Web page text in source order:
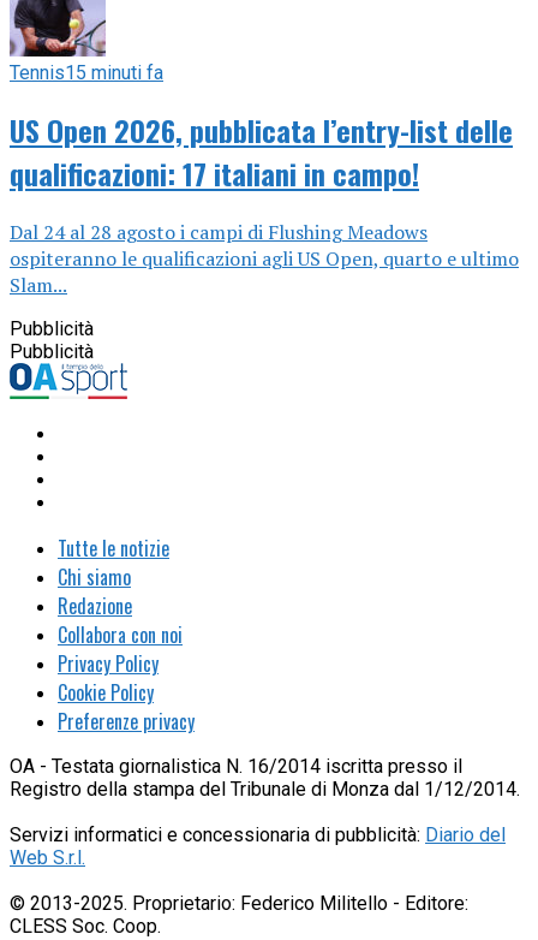
Tennis15 minuti fa
US Open 2026, pubblicata l’entry-list delle
qualificazioni: 17 italiani in campo!
Dal 24 al 28 agosto i campi di Flushing Meadows
ospiteranno le qualificazioni agli US Open, quarto e ultimo
Slam...
Pubblicità
Pubblicità
Tutte le notizie
Chi siamo
Redazione
Collabora con noi
Privacy Policy
Cookie Policy
Preferenze privacy
OA - Testata giornalistica N. 16/2014 iscritta presso il
Registro della stampa del Tribunale di Monza dal 1/12/2014.
Servizi informatici e concessionaria di pubblicità: Diario del
Web S.r.l.
© 2013-2025. Proprietario: Federico Militello - Editore:
CLESS Soc. Coop.